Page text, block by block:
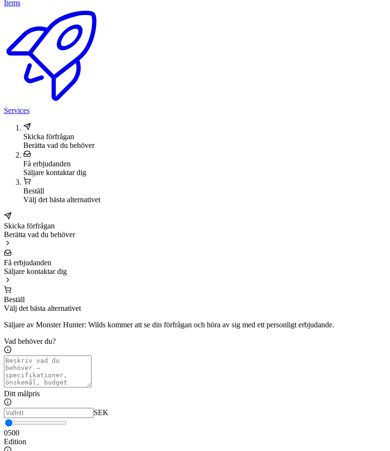
Items
Services
Skicka förfrågan
Berätta vad du behöver
Få erbjudanden
Säljare kontaktar dig
Beställ
Välj det bästa alternativet
Skicka förfrågan
Berätta vad du behöver
Få erbjudanden
Säljare kontaktar dig
Beställ
Välj det bästa alternativet
Säljare av Monster Hunter: Wilds kommer att se din förfrågan och höra av sig med ett personligt erbjudande.
Vad behöver du?
Ditt målpris
SEK
0500
Edition